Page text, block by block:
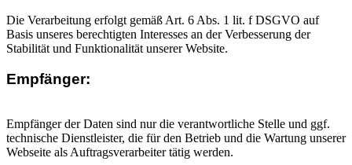
Die Verarbeitung erfolgt gemäß Art. 6 Abs. 1 lit. f DSGVO auf
Basis unseres berechtigten Interesses an der Verbesserung der
Stabilität und Funktionalität unserer Website.
Empfänger:
Empfänger der Daten sind nur die verantwortliche Stelle und ggf.
technische Dienstleister, die für den Betrieb und die Wartung unserer
Webseite als Auftragsverarbeiter tätig werden.